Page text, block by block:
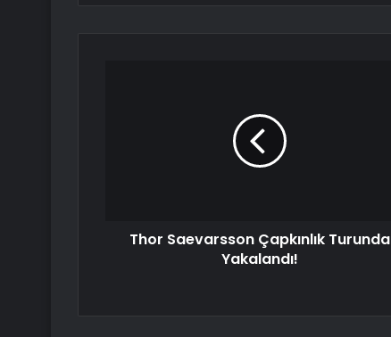
Thor Saevarsson Çapkınlık Turunda
Yakalandı!